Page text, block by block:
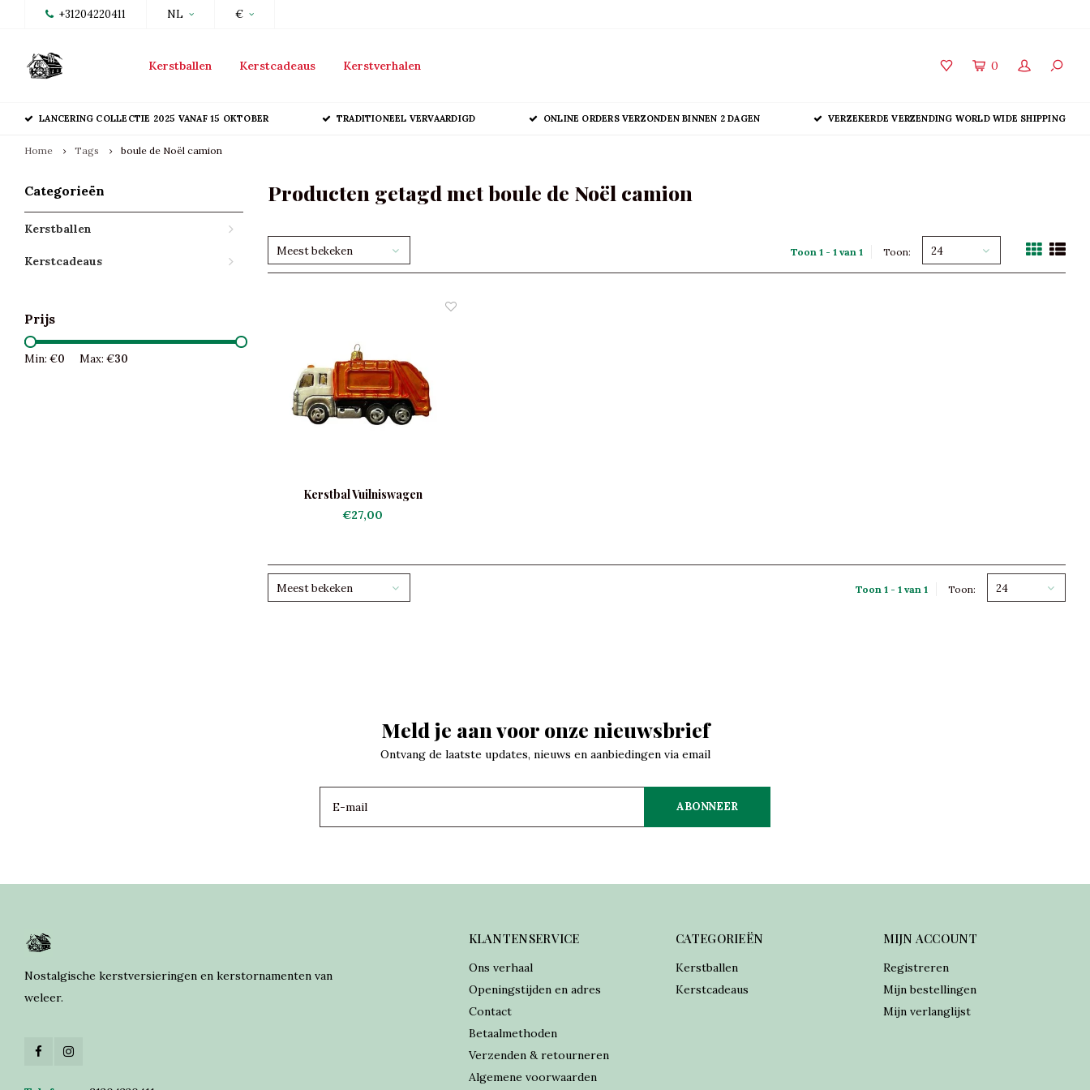
+31204220411 NL €
Kerstballen Kerstcadeaus Kerstverhalen 0
LANCERING COLLECTIE 2025 VANAF 15 OKTOBER TRADITIONEEL VERVAARDIGD ONLINE ORDERS VERZONDEN BINNEN 2 DAGEN VERZEKERDE VERZENDING WORLD WIDE SHIPPING
Home Tags boule de Noël camion
Categorieën
Kerstballen
Kerstcadeaus
Prijs
Min: €0 Max: €30
Producten getagd met boule de Noël camion
Meest bekeken Toon 1 - 1 van 1 Toon: 24
Kerstbal Vuilniswagen
€27,00
Meest bekeken Toon 1 - 1 van 1 Toon: 24
Meld je aan voor onze nieuwsbrief
Ontvang de laatste updates, nieuws en aanbiedingen via email
ABONNEER
Nostalgische kerstversieringen en kerstornamenten van
weleer.
KLANTENSERVICE
Ons verhaal
Openingstijden en adres
Contact
Betaalmethoden
Verzenden & retourneren
Algemene voorwaarden
CATEGORIEËN
Kerstballen
Kerstcadeaus
MIJN ACCOUNT
Registreren
Mijn bestellingen
Mijn verlanglijst